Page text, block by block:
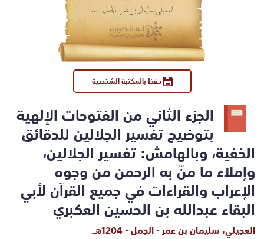
حفظ بالمكتبة الشخصية
العجيلي، سليمان بن عمر - الجمل - 1204هـ.
الجزء الثاني من الفتوحات الإلهية
بتوضيح تفسير الجلالين للدقائق
الخفية، وبالهامش: تفسير الجلالين،
وإملاء ما منّ به الرحمن من وجوه
الإعراب والقراءات في جميع القرآن لأبي
البقاء عبدالله بن الحسين العكبري
العجيلي، سليمان بن عمر - الجمل - 1204هـ.